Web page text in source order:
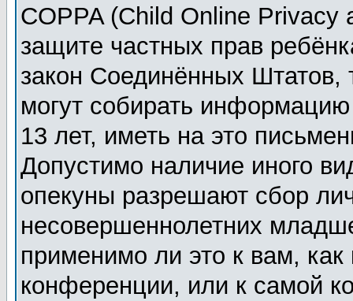
COPPA (Child Online Privacy
защите частных прав
закон Соединённых Штатов,
могут собирать
13 лет, иметь на это
Допустимо наличие иного
опекуны разрешают сбор
несовершеннолетних
применимо ли это к вам,
конференции, или к самой